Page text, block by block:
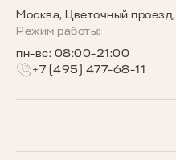
Беговое сообщество
Москва, Цветочный проезд,
Режим работы:
пн-вс: 08:00-21:00
+7 (495) 477-68-11